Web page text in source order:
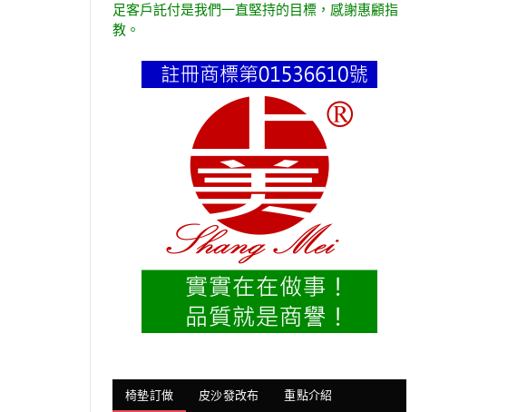
足客戶託付是我們一直堅持的目標，感謝惠顧指
教。
椅墊訂做 皮沙發改布 重點介紹